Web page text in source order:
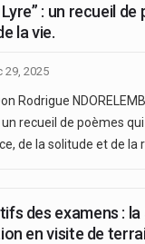
: un recueil de
la vie.
29, 2025
Rodrigue
recueil de poèmes
de la solitude et de la
des examens :
en visite de